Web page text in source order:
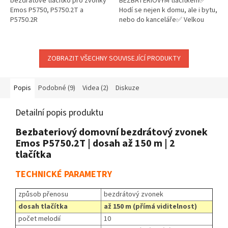
Emos P5750, P5750.2T a
P5750.2R
Hodí se nejen k domu, ale i bytu,
nebo do kanceláře✅ Velkou
dosahem až 150...
ZOBRAZIT VŠECHNY SOUVISEJÍCÍ PRODUKTY
Popis Podobné (9) Videa (2) Diskuze
Detailní popis produktu
Bezbateriový domovní bezdrátový zvonek
Emos P5750.2T | dosah až 150 m | 2
tlačítka
TECHNICKÉ PARAMETRY
způsob přenosu
bezdrátový zvonek
dosah tlačítka
až 150 m (přímá viditelnost)
počet melodií
10